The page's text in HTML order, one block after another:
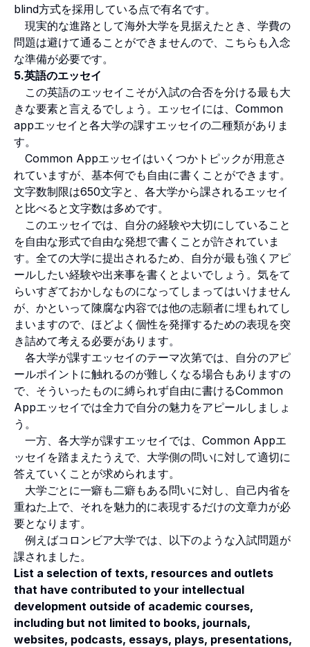
blind方式を採用している点で有名です。
現実的な進路として海外大学を見据えたとき、学費の
問題は避けて通ることができませんので、こちらも入念
な準備が必要です。
5.英語のエッセイ
この英語のエッセイこそが入試の合否を分ける最も大
きな要素と言えるでしょう。エッセイには、Common
appエッセイと各大学の課すエッセイの二種類がありま
す。
Common Appエッセイはいくつかトピックが用意さ
れていますが、基本何でも自由に書くことができます。
文字数制限は650文字と、各大学から課されるエッセイ
と比べると文字数は多めです。
このエッセイでは、自分の経験や大切にしていること
を自由な形式で自由な発想で書くことが許されていま
す。全ての大学に提出されるため、自分が最も強くアピ
ールしたい経験や出来事を書くとよいでしょう。気をて
らいすぎておかしなものになってしまってはいけません
が、かといって陳腐な内容では他の志願者に埋もれてし
まいますので、ほどよく個性を発揮するための表現を突
き詰めて考える必要があります。
各大学が課すエッセイのテーマ次第では、自分のアピ
ールポイントに触れるのが難しくなる場合もありますの
で、そういったものに縛られず自由に書けるCommon
Appエッセイでは全力で自分の魅力をアピールしましょ
う。
一方、各大学が課すエッセイでは、Common Appエ
ッセイを踏まえたうえで、大学側の問いに対して適切に
答えていくことが求められます。
大学ごとに一癖も二癖もある問いに対し、自己内省を
重ねた上で、それを魅力的に表現するだけの文章力が必
要となります。
例えばコロンビア大学では、以下のような入試問題が
課されました。
List a selection of texts, resources and outlets
that have contributed to your intellectual
development outside of academic courses,
including but not limited to books, journals,
websites, podcasts, essays, plays, presentations,